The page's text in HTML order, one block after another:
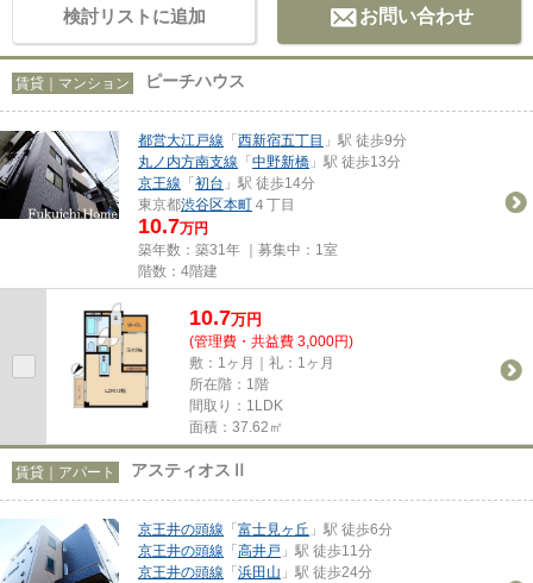
検討リストに追加 お問い合わせ
賃貸｜マンション ピーチハウス
都営大江戸線 「西新宿五丁目 」駅 徒歩9分
丸ノ内方南支線 「中野新橋 」駅 徒歩13分
京王線 「初台 」駅 徒歩14分
東京都渋谷区本町 ４丁目
10.7万円
築年数：築31年 ｜募集中： 1室
階数：4階建
10.7万円
(管理費・共益費 3,000円)
敷：1ヶ月｜礼：1ヶ月
所在階：1階
間取り：1LDK
面積：37.62㎡
賃貸｜アパート アスティオスⅡ
京王井の頭線 「富士見ヶ丘 」駅 徒歩6分
京王井の頭線 「高井戸 」駅 徒歩11分
京王井の頭線 「浜田山 」駅 徒歩24分